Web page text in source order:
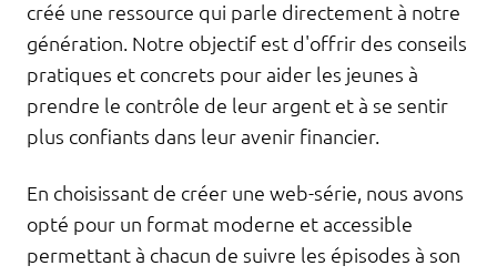
créé une ressource qui parle directement à notre
génération. Notre objectif est d'offrir des conseils
pratiques et concrets pour aider les jeunes à
prendre le contrôle de leur argent et à se sentir
plus confiants dans leur avenir financier.
En choisissant de créer une web-série, nous avons
opté pour un format moderne et accessible
permettant à chacun de suivre les épisodes à son